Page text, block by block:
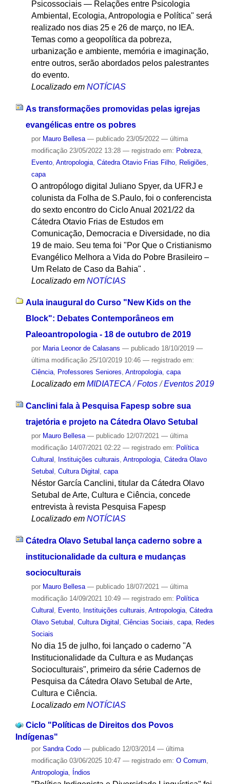
Psicossociais — Relações entre Psicologia
Ambiental, Ecologia, Antropologia e Política" será
realizado nos dias 25 e 26 de março, no IEA.
Temas como a geopolítica da pobreza,
urbanização e ambiente, memória e imaginação,
entre outros, serão abordados pelos palestrantes
do evento.
Localizado em NOTÍCIAS
As transformações promovidas pelas igrejas
evangélicas entre os pobres
por Mauro Bellesa — publicado23/05/2022 — última
modificação23/05/2022 13:28 — registrado em: Pobreza,
Evento, Antropologia, Cátedra Otavio Frias Filho, Religiões
capa
O antropólogo digital Juliano Spyer, da UFRJ e
colunista da Folha de S.Paulo, foi o conferencista
do sexto encontro do Ciclo Anual 2021/22 da
Cátedra Otavio Frias de Estudos em
Comunicação, Democracia e Diversidade, no dia
19 de maio. Seu tema foi "Por Que o Cristianismo
Evangélico Melhora a Vida do Pobre Brasileiro –
Um Relato de Caso da Bahia" .
Localizado em NOTÍCIAS
Aula inaugural do Curso "New Kids on the
Block": Debates Contemporâneos em
Paleoantropologia - 18 de outubro de 2019
por Maria Leonor de Calasans — publicado18/10/2019 —
última modificação25/10/2019 10:46 — registrado em:
Ciência, Professores Seniores, Antropologia, capa
Localizado em MIDIATECA /Fotos /Eventos 2019
Canclini fala à Pesquisa Fapesp sobre sua
trajetória e projeto na Cátedra Olavo Setubal
por Mauro Bellesa — publicado12/07/2021 — última
modificação14/07/2021 02:22 — registrado em: Política
Cultural , Instituições culturais, Antropologia, Cátedra Olavo
Setubal , Cultura Digital , capa
Néstor García Canclini, titular da Cátedra Olavo
Setubal de Arte, Cultura e Ciência, concede
entrevista à revista Pesquisa Fapesp
Localizado em NOTÍCIAS
Cátedra Olavo Setubal lança caderno sobre a
institucionalidade da cultura e mudanças
socioculturais
por Mauro Bellesa — publicado18/07/2021 — última
modificação14/09/2021 10:49 — registrado em: Política
Cultural
Evento, Instituições culturais Antropologia, Cátedra
Olavo Setubal
Cultura Digital Ciências Sociais capa,
Redes
Sociais
No dia 15 de julho, foi lançado o caderno "A
Institucionalidade da Cultura e as Mudanças
Socioculturais", primeiro da série Cadernos de
Pesquisa da Cátedra Olavo Setubal de Arte,
Cultura e Ciência.
Localizado em NOTÍCIAS
Ciclo "Políticas de Direitos dos Povos
Indígenas"
por Sandra Codo — publicado12/03/2014 — última
modificação03/06/2025 10:47 — registrado em: O Comum
Antropologia, Índios